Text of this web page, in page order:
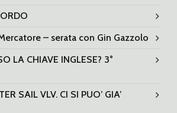
– serata con Gin Gazzolo
LA CHIAVE INGLESE? 3°
SAIL VLV. CI SI PUO’ GIA’